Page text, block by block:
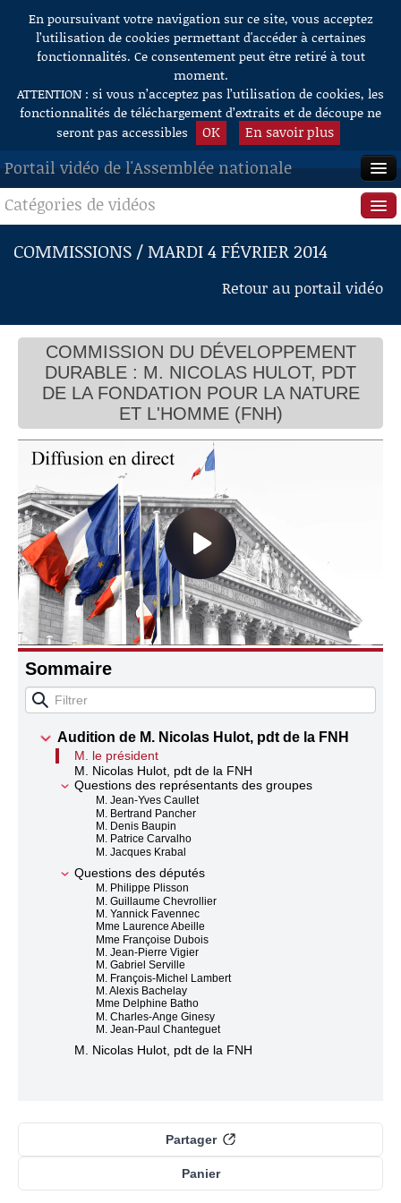
Aller au contenu
En poursuivant votre navigation sur ce site, vous acceptez
l’utilisation de cookies permettant d'accéder à certaines
fonctionnalités. Ce consentement peut être retiré à tout
moment.
ATTENTION : si vous n’acceptez pas l’utilisation de cookies, les
fonctionnalités de téléchargement d’extraits et de découpe ne
seront pas accessibles
OK En savoir plus
Portail vidéo de l'Assemblée nationale
ACCUEIL
EN DIRECT
RECHERCHE
AIDE À LA DÉCOUPE
DE VIDÉOS
Catégories de vidéos
Séance publique
Questions au Gouvernement
Commissions
Présidence
Évènements
Connaissance, Histoire
Autres
COMMISSIONS / MARDI 4 FÉVRIER 2014
Retour au portail vidéo
COMMISSION DU DÉVELOPPEMENT
DURABLE : M. NICOLAS HULOT, PDT
DE LA FONDATION POUR LA NATURE
ET L'HOMME (FNH)
Sommaire
Audition de M. Nicolas Hulot, pdt de la FNH
M. le président
M. Nicolas Hulot, pdt de la FNH
Questions des représentants des groupes
M. Jean-Yves Caullet
M. Bertrand Pancher
M. Denis Baupin
M. Patrice Carvalho
M. Jacques Krabal
Questions des députés
M. Philippe Plisson
M. Guillaume Chevrollier
M. Yannick Favennec
Mme Laurence Abeille
Mme Françoise Dubois
M. Jean-Pierre Vigier
M. Gabriel Serville
M. François-Michel Lambert
M. Alexis Bachelay
Mme Delphine Batho
M. Charles-Ange Ginesy
M. Jean-Paul Chanteguet
M. Nicolas Hulot, pdt de la FNH
Panier
Partager